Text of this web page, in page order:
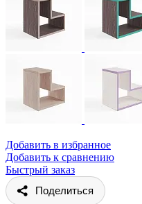
Добавить в избранное
Добавить к сравнению
Быстрый заказ
Поделиться